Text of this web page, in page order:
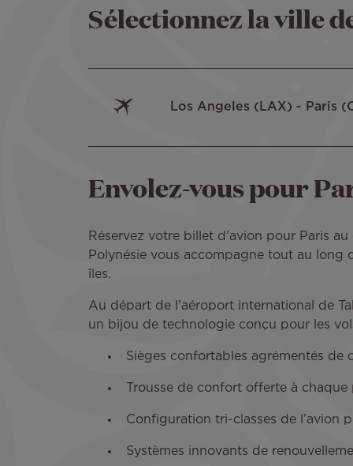
Sélectionnez la ville
Los Angeles (LAX) - Paris
Envolez-vous pour
Réservez votre billet d’avion pour Paris
Polynésie vous accompagne tout au long
îles.
Au départ de l’aéroport international de
un bijou de technologie conçu pour les
Sièges confortables agrémentés de
Trousse de confort offerte à chaque
Configuration tri-classes de l’avion
Systèmes innovants de